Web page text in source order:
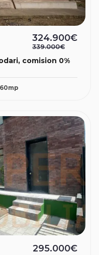
comision 0%
324.900€
339.000€
295.000€